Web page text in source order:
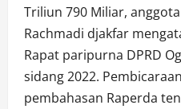
Triliun 790 Miliar,
Rachmadi djakfar
Rapat paripurna DPRD
sidang 2022.
pembahasan Raperda